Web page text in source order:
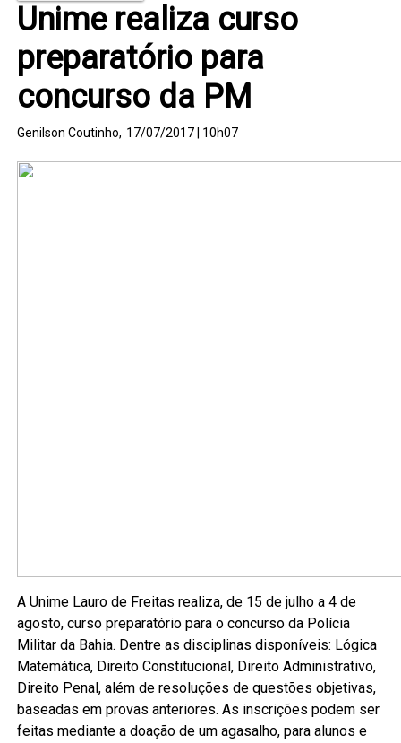
Unime realiza curso
preparatório para
concurso da PM
Genilson Coutinho, 17/07/2017 | 10h07
A Unime Lauro de Freitas realiza, de 15 de julho a 4 de
agosto, curso preparatório para o concurso da Polícia
Militar da Bahia. Dentre as disciplinas disponíveis: Lógica
Matemática, Direito Constitucional, Direito Administrativo,
Direito Penal, além de resoluções de questões objetivas,
baseadas em provas anteriores. As inscrições podem ser
feitas mediante a doação de um agasalho, para alunos e